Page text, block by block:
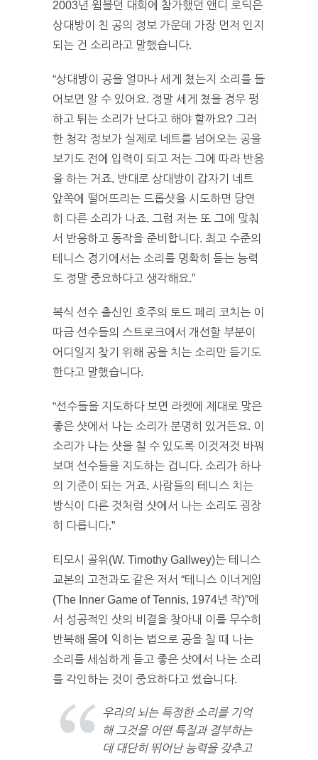
2003년 윔블던 대회에 참가했던 앤디 로딕은
상대방이 친 공의 정보 가운데 가장 먼저 인지
되는 건 소리라고 말했습니다.
“상대방이 공을 얼마나 세게 쳤는지 소리를 들
어보면 알 수 있어요. 정말 세게 쳤을 경우 펑
하고 튀는 소리가 난다고 해야 할까요? 그러
한 청각 정보가 실제로 네트를 넘어오는 공을
보기도 전에 입력이 되고 저는 그에 따라 반응
을 하는 거죠. 반대로 상대방이 갑자기 네트
앞쪽에 떨어뜨리는 드롭샷을 시도하면 당연
히 다른 소리가 나죠. 그럼 저는 또 그에 맞춰
서 반응하고 동작을 준비합니다. 최고 수준의
테니스 경기에서는 소리를 명확히 듣는 능력
도 정말 중요하다고 생각해요.”
복식 선수 출신인 호주의 토드 페리 코치는 이
따금 선수들의 스트로크에서 개선할 부분이
어디일지 찾기 위해 공을 치는 소리만 듣기도
한다고 말했습니다.
“선수들을 지도하다 보면 라켓에 제대로 맞은
좋은 샷에서 나는 소리가 분명히 있거든요. 이
소리가 나는 샷을 칠 수 있도록 이것저것 바꿔
보며 선수들을 지도하는 겁니다. 소리가 하나
의 기준이 되는 거죠. 사람들의 테니스 치는
방식이 다른 것처럼 샷에서 나는 소리도 굉장
히 다릅니다.”
티모시 골위(W. Timothy Gallwey)는 테니스
교본의 고전과도 같은 저서 “테니스 이너게임
(The Inner Game of Tennis, 1974년 작)”에
서 성공적인 샷의 비결을 찾아내 이를 무수히
반복해 몸에 익히는 법으로 공을 칠 때 나는
소리를 세심하게 듣고 좋은 샷에서 나는 소리
를 각인하는 것이 중요하다고 썼습니다.
우리의 뇌는 특정한 소리를 기억
해 그것을 어떤 특질과 결부하는
데 대단히 뛰어난 능력을 갖추고